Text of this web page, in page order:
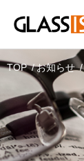
TOP お知らせ